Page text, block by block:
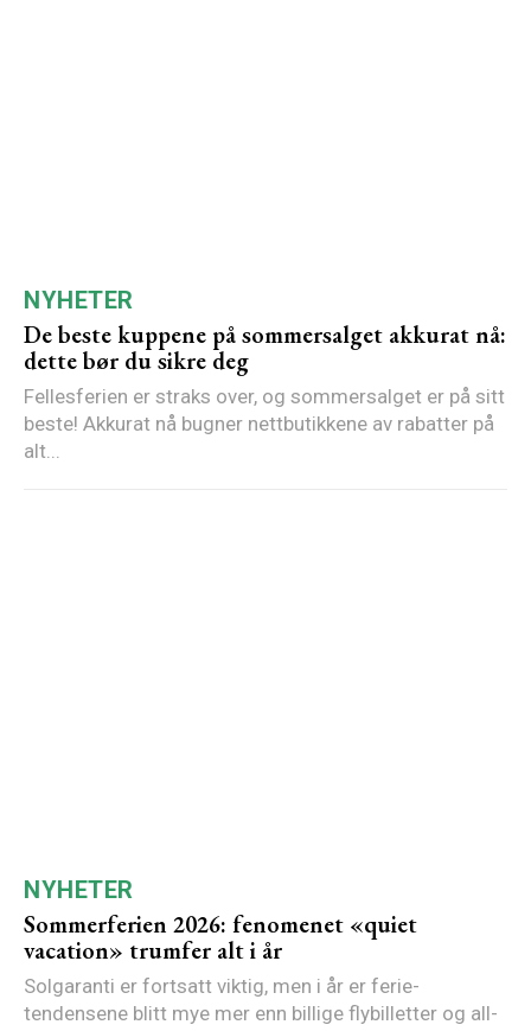
NYHETER
De beste kuppene på sommersalget akkurat nå:
dette bør du sikre deg
Fellesferien er straks over, og sommersalget er på sitt
beste! Akkurat nå bugner nettbutikkene av rabatter på
alt...
NYHETER
Sommerferien 2026: fenomenet «quiet
vacation» trumfer alt i år
Solgaranti er fortsatt viktig, men i år er ferie-
tendensene blitt mye mer enn billige flybilletter og all-